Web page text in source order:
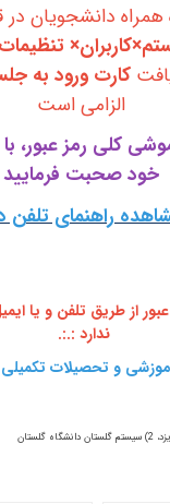
همراه دانشجویان
کارت ورود به
الزامی است
کلی رمز عبور،
خود صحبت فرمایید
راهنمای تلفن
عبور از طریق تلفن و یا
ندارد :.:.
و تحصیلات تکمیلی
2) سیستم گلستان دانشگاه گلستان